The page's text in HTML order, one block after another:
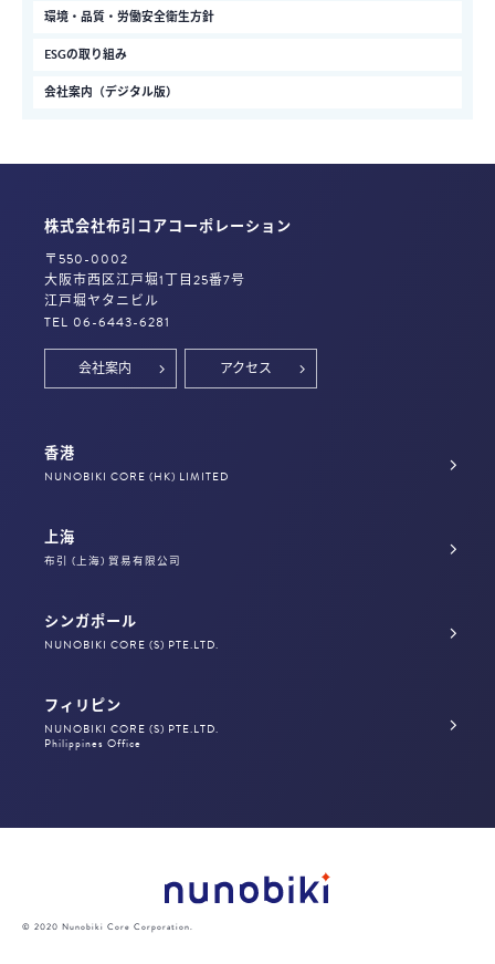
環境・品質・労働安全衛生方針
ESGの取り組み
会社案内（デジタル版）
株式会社布引コアコーポレーション
〒550-0002
大阪市西区江戸堀1丁目25番7号
江戸堀ヤタニビル
TEL 06-6443-6281
会社案内 アクセス
香港
NUNOBIKI CORE (HK) LIMITED
上海
布引 (上海) 貿易有限公司
シンガポール
NUNOBIKI CORE (S) PTE.LTD.
フィリピン
NUNOBIKI CORE (S) PTE.LTD.
Philippines Office
© 2020 Nunobiki Core Corporation.